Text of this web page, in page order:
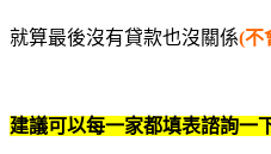
就算最後沒有貸款也沒關係(不
建議可以每一家都填表諮詢一